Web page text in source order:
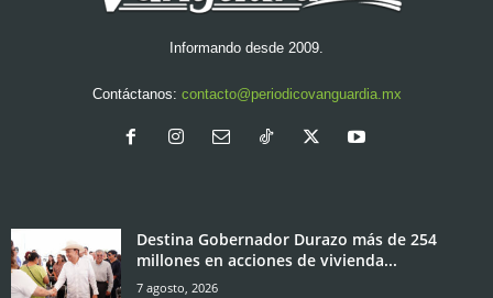
Informando desde 2009.
Contáctanos: contacto@periodicovanguardia.mx
Destina Gobernador Durazo más de 254
millones en acciones de vivienda...
7 agosto, 2026